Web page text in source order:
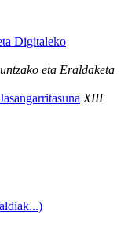
Digitaleko
eta Eraldaketa
XIII